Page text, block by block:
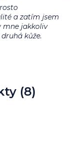
(8)
a zatím jsem
mne jakkoliv
kůže.